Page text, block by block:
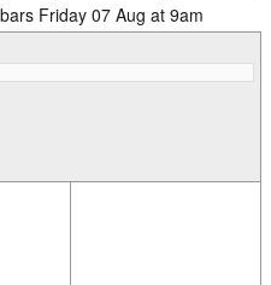
Friday 07 Aug at 9am